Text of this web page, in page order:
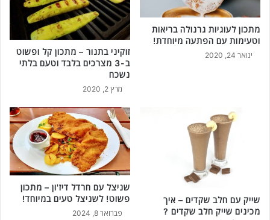
מתכון לעוגיות גרנולה בריאות
וטעימות עם הפתעה מיוחדת!
ינואר 24, 2020
זוקיני בתנור – מתכון קל ופשוט
ב-3 מצרכים בלבד וטעם בלתי
נשכח
מרץ 2, 2020
שייק עם חלב שקדים – איך
מכינים שייק חלב שקדים ?
שניצל עם חרדל דיז'ון – מתכון
פשוט! לשניצל טעים במיוחד!
פברואר 8, 2024